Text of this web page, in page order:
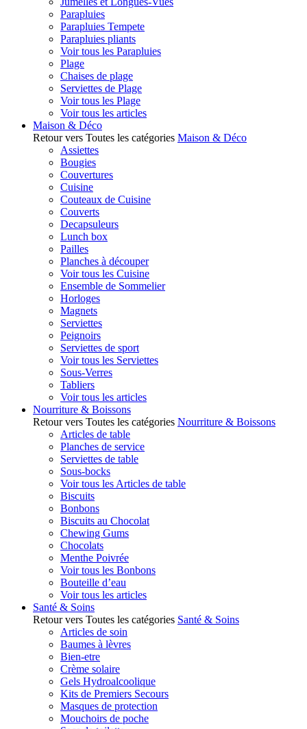
Parapluies
Parapluies Tempete
Parapluies pliants
Voir tous les Parapluies
Plage
Chaises de plage
Serviettes de Plage
Voir tous les Plage
Voir tous les articles
Maison & Déco
Retour vers Toutes les catégories Maison & Déco
Assiettes
Bougies
Couvertures
Cuisine
Couteaux de Cuisine
Couverts
Decapsuleurs
Lunch box
Pailles
Planches à découper
Voir tous les Cuisine
Ensemble de Sommelier
Horloges
Magnets
Serviettes
Peignoirs
Serviettes de sport
Voir tous les Serviettes
Sous-Verres
Tabliers
Voir tous les articles
Nourriture & Boissons
Retour vers Toutes les catégories Nourriture & Boissons
Articles de table
Planches de service
Serviettes de table
Sous-bocks
Voir tous les Articles de table
Biscuits
Bonbons
Biscuits au Chocolat
Chewing Gums
Chocolats
Menthe Poivrée
Voir tous les Bonbons
Bouteille d’eau
Voir tous les articles
Santé & Soins
Retour vers Toutes les catégories Santé & Soins
Articles de soin
Baumes à lèvres
Bien-etre
Crème solaire
Gels Hydroalcoolique
Kits de Premiers Secours
Masques de protection
Mouchoirs de poche